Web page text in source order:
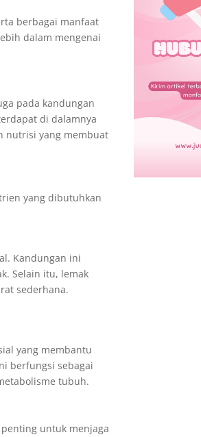
berbagai manfaat
dalam mengenai
pada kandungan
di dalamnya
nutrisi yang membuat
yang dibutuhkan
Kandungan ini
Selain itu, lemak
sederhana.
yang membantu
berfungsi sebagai
tubuh.
untuk menjaga